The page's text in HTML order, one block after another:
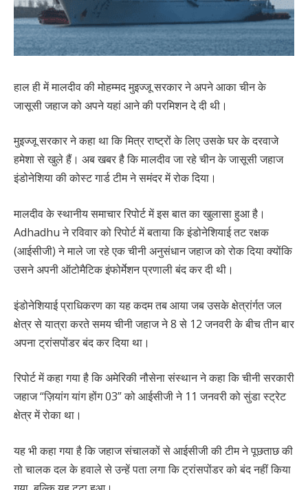
हाल ही में मालदीव की मोहम्मद मुइज्जू सरकार ने अपने आका चीन के
जासूसी जहाज को अपने यहां आने की परमिशन दे दी थी।
मुइज्जू सरकार ने कहा था कि मित्र राष्ट्रों के लिए उसके घर के दरवाजे
हमेशा से खुले हैं। अब खबर है कि मालदीव जा रहे चीन के जासूसी जहाज
इंडोनेशिया की कोस्ट गार्ड टीम ने समंदर में रोक दिया।
मालदीव के स्थानीय समाचार रिपोर्ट में इस बात का खुलासा हुआ है।
Adhadhu ने रविवार को रिपोर्ट में बताया कि इंडोनेशियाई तट रक्षक
(आईसीजी) ने माले जा रहे एक चीनी अनुसंधान जहाज को रोक दिया क्योंकि
उसने अपनी ऑटोमैटिक इंफोर्मेशन प्रणाली बंद कर दी थी।
इंडोनेशियाई प्राधिकरण का यह कदम तब आया जब उसके क्षेत्रांर्गत जल
क्षेत्र से यात्रा करते समय चीनी जहाज ने 8 से 12 जनवरी के बीच तीन बार
अपना ट्रांसपोंडर बंद कर दिया था।
रिपोर्ट में कहा गया है कि अमेरिकी नौसेना संस्थान ने कहा कि चीनी सरकारी
जहाज “ज़ियांग यांग होंग 03” को आईसीजी ने 11 जनवरी को सुंडा स्ट्रेट
क्षेत्र में रोका था।
यह भी कहा गया है कि जहाज संचालकों से आईसीजी की टीम ने पूछताछ की
तो चालक दल के हवाले से उन्हें पता लगा कि ट्रांसपोंडर को बंद नहीं किया